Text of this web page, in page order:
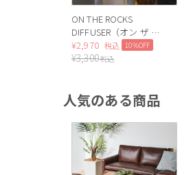
ON THE ROCKS
DIFFUSER（オン ザ ロ
ックス ディフューザ
ー）WOLF MOON
¥2,970 税込 10%OFF
¥3,300税込
人気のある商品